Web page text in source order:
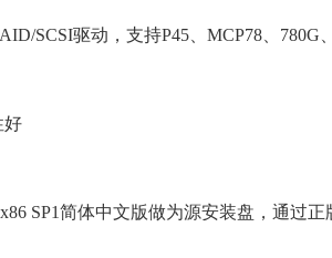
SCSI驱动，支持P45、MCP78、780G
好
SP1简体中文版做为源安装盘，通过正